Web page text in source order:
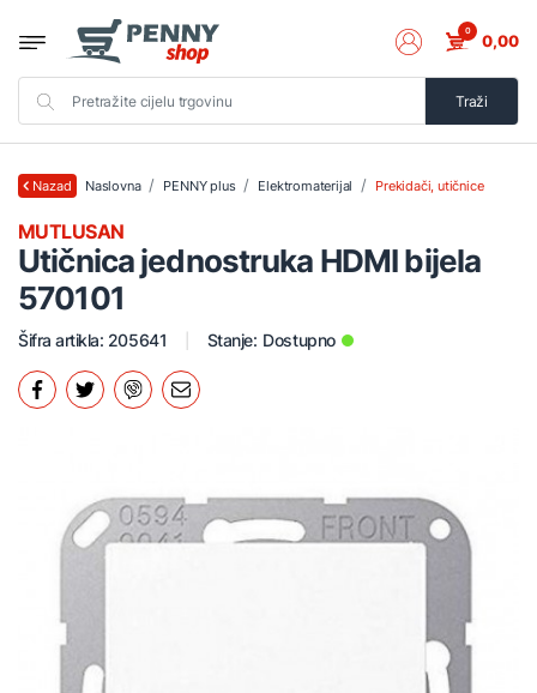
Traži
0 0,00
Nazad Naslovna PENNY plus Elektromaterijal Prekidači, utičnice
Utičnica jednostruka HDMI bijela
570101
MUTLUSAN
Šifra artikla: 205641 Stanje: Dostupno